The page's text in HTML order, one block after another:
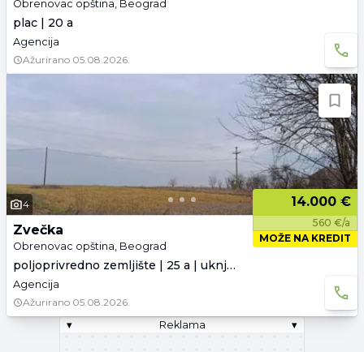
Obrenovac opština, Beograd
plac | 20 a
Agencija
Ažurirano 05.08.2026.
4 14.000 €
560 €/a
MOŽE NA KREDIT
Zvečka
Obrenovac opština, Beograd
poljoprivredno zemljište | 25 a | uknjiženo
Agencija
Ažurirano 05.08.2026.
▾
Reklama ▾